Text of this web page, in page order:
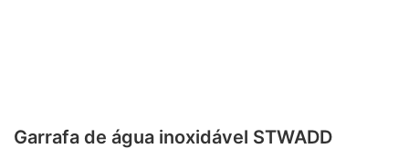
Garrafa de água inoxidável STWADD